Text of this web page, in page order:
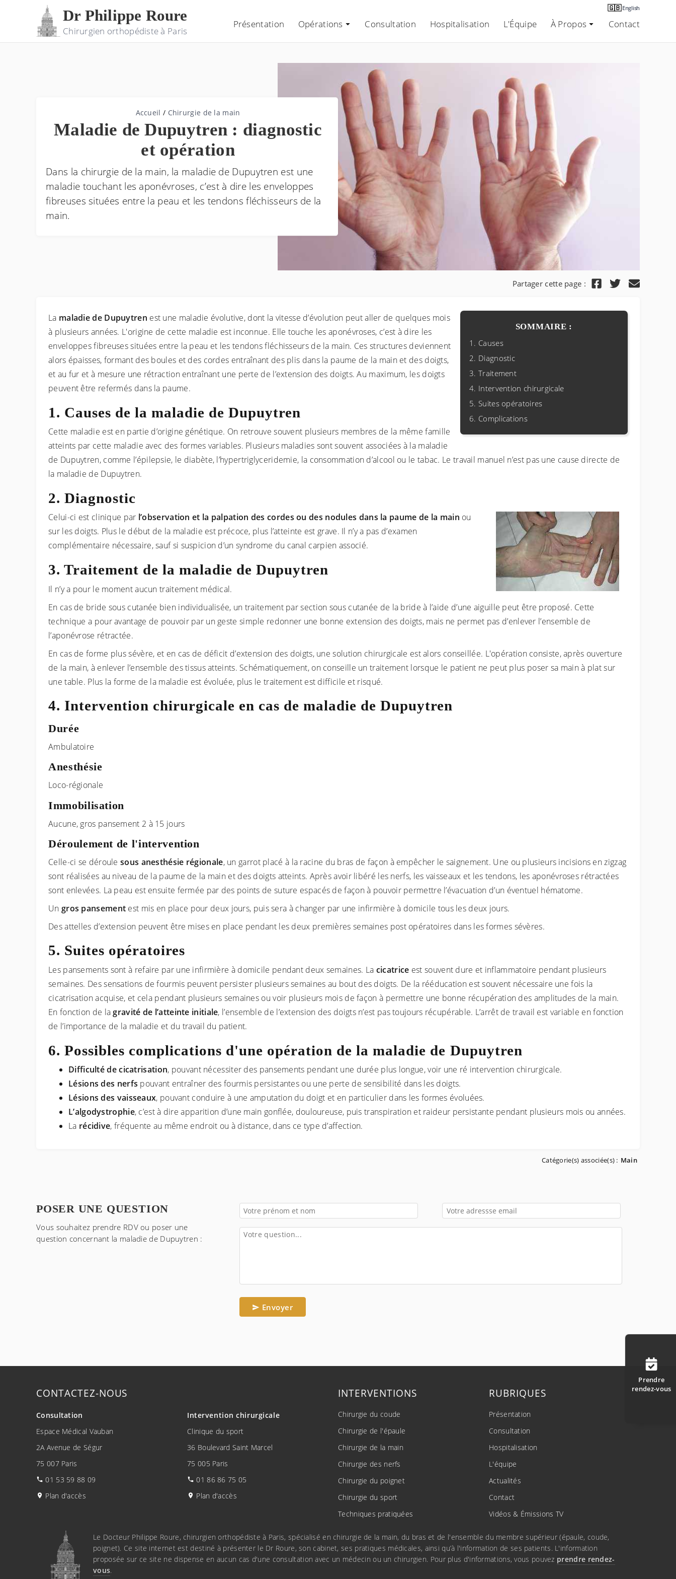
Dr Philippe Roure
Chirurgien orthopédiste à Paris
Présentation Opérations Consultation Hospitalisation L'Équipe À Propos Contact
🇬🇧English
Prendre
rendez-vous
Accueil / Chirurgie de la main
Maladie de Dupuytren : diagnostic
et opération
Dans la chirurgie de la main, la maladie de Dupuytren est une
maladie touchant les aponévroses, c’est à dire les enveloppes
fibreuses situées entre la peau et les tendons fléchisseurs de la
main.
Partager cette page :
SOMMAIRE :
Causes
Diagnostic
Traitement
Intervention chirurgicale
Suites opératoires
Complications
La maladie de Dupuytren est une maladie évolutive, dont la vitesse d’évolution peut aller de quelques mois
à plusieurs années. L'origine de cette maladie est inconnue. Elle touche les aponévroses, c’est à dire les
enveloppes fibreuses situées entre la peau et les tendons fléchisseurs de la main. Ces structures deviennent
alors épaisses, formant des boules et des cordes entraînant des plis dans la paume de la main et des doigts,
et au fur et à mesure une rétraction entraînant une perte de l’extension des doigts. Au maximum, les doigts
peuvent être refermés dans la paume.
Causes de la maladie de Dupuytren
Cette maladie est en partie d’origine génétique. On retrouve souvent plusieurs membres de la même famille
atteints par cette maladie avec des formes variables. Plusieurs maladies sont souvent associées à la maladie
de Dupuytren, comme l’épilepsie, le diabète, l’hypertriglyceridemie, la consommation d’alcool ou le tabac. Le travail manuel n’est pas une cause directe de
la maladie de Dupuytren.
Diagnostic
Celui-ci est clinique par l’observation et la palpation des cordes ou des nodules dans la paume de la main ou
sur les doigts. Plus le début de la maladie est précoce, plus l’atteinte est grave. Il n’y a pas d’examen
complémentaire nécessaire, sauf si suspicion d’un syndrome du canal carpien associé.
Traitement de la maladie de Dupuytren
Il n’y a pour le moment aucun traitement médical.
En cas de bride sous cutanée bien individualisée, un traitement par section sous cutanée de la bride à l’aide d’une aiguille peut être proposé. Cette
technique a pour avantage de pouvoir par un geste simple redonner une bonne extension des doigts, mais ne permet pas d’enlever l’ensemble de
l’aponévrose rétractée.
En cas de forme plus sévère, et en cas de déficit d’extension des doigts, une solution chirurgicale est alors conseillée. L'opération consiste, après ouverture
de la main, à enlever l’ensemble des tissus atteints. Schématiquement, on conseille un traitement lorsque le patient ne peut plus poser sa main à plat sur
une table. Plus la forme de la maladie est évoluée, plus le traitement est difficile et risqué.
Intervention chirurgicale en cas de maladie de Dupuytren
Durée
Ambulatoire
Anesthésie
Loco-régionale
Immobilisation
Aucune, gros pansement 2 à 15 jours
Déroulement de l'intervention
Celle-ci se déroule sous anesthésie régionale, un garrot placé à la racine du bras de façon à empêcher le saignement. Une ou plusieurs incisions en zigzag
sont réalisées au niveau de la paume de la main et des doigts atteints. Après avoir libéré les nerfs, les vaisseaux et les tendons, les aponévroses rétractées
sont enlevées. La peau est ensuite fermée par des points de suture espacés de façon à pouvoir permettre l’évacuation d’un éventuel hématome.
Un gros pansement est mis en place pour deux jours, puis sera à changer par une infirmière à domicile tous les deux jours.
Des attelles d’extension peuvent être mises en place pendant les deux premières semaines post opératoires dans les formes sévères.
Suites opératoires
Les pansements sont à refaire par une infirmière à domicile pendant deux semaines. La cicatrice est souvent dure et inflammatoire pendant plusieurs
semaines. Des sensations de fourmis peuvent persister plusieurs semaines au bout des doigts. De la rééducation est souvent nécessaire une fois la
cicatrisation acquise, et cela pendant plusieurs semaines ou voir plusieurs mois de façon à permettre une bonne récupération des amplitudes de la main.
En fonction de lagravité de l’atteinte initiale, l’ensemble de l’extension des doigts n’est pas toujours récupérable. L’arrêt de travail est variable en fonction
de l’importance de la maladie et du travail du patient.
Possibles complications d'une opération de la maladie de Dupuytren
Difficulté de cicatrisation, pouvant nécessiter des pansements pendant une durée plus longue, voir une ré intervention chirurgicale.
Lésions des nerfs pouvant entraîner des fourmis persistantes ou une perte de sensibilité dans les doigts.
Lésions des vaisseaux, pouvant conduire à une amputation du doigt et en particulier dans les formes évoluées.
L’algodystrophie, c’est à dire apparition d’une main gonflée, douloureuse, puis transpiration et raideur persistante pendant plusieurs mois ou années.
La récidive, fréquente au même endroit ou à distance, dans ce type d’affection.
Catégorie(s) associée(s) : Main
POSER UNE QUESTION
Vous souhaitez prendre RDV ou poser une
question concernant la maladie de Dupuytren :
Envoyer
CONTACTEZ-NOUS
Consultation
Espace Médical Vauban
2A Avenue de Ségur
75 007 Paris
01 53 59 88 09
Plan d'accès
Intervention chirurgicale
Clinique du sport
36 Boulevard Saint Marcel
75 005 Paris
01 86 86 75 05
Plan d'accès
INTERVENTIONS
Chirurgie du coude
Chirurgie de l'épaule
Chirurgie de la main
Chirurgie des nerfs
Chirurgie du poignet
Chirurgie du sport
Techniques pratiquées
RUBRIQUES
Présentation
Consultation
Hospitalisation
L'équipe
Actualités
Contact
Vidéos & Émissions TV
Le Docteur Philippe Roure, chirurgien orthopédiste à Paris, spécialisé en chirurgie de la main, du bras et de l'ensemble du membre supérieur (épaule, coude,
poignet). Ce site internet est destiné à présenter le Dr Roure, son cabinet, ses pratiques médicales, ainsi qu’à l'information de ses patients. L'information
proposée sur ce site ne dispense en aucun cas d'une consultation avec un médecin ou un chirurgien. Pour plus d'informations, vous pouvez prendre rendez-
vous.